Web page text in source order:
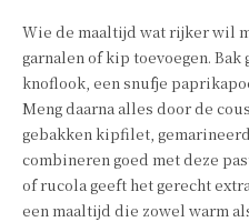
Wie de maaltijd wat rijker wil
garnalen of kip toevoegen.
knoflook, een snufje
Meng daarna alles door de
gebakken kipfilet,
combineren goed met deze
of rucola geeft het gerecht
een maaltijd die zowel warm